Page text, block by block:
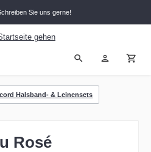
Sie uns gerne!
Halsband- & Leinensets
Rosé